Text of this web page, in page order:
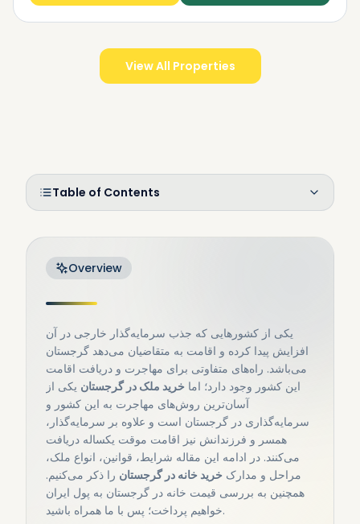
View All Properties
Table of Contents
Overview
یکی از کشورهایی که جذب سرمایه‌گذار خارجی در آن
افزایش پیدا کرده و اقامت به متقاضیان می‌دهد گرجستان
می‌باشد. راه‌های متفاوتی برای مهاجرت و دریافت اقامت
این کشور وجود دارد؛ اما خرید ملک در گرجستان یکی از
آسان‌ترین روش‌های مهاجرت به این کشور و
سرمایه‌گذاری در گرجستان است و علاوه بر سرمایه‌گذار،
همسر و فرزندانش نیز اقامت موقت یکساله دریافت
می‌کنند. در ادامه این مقاله شرایط، قوانین، انواع ملک،
مراحل و مدارک خرید خانه در گرجستان را ذکر می‌کنیم.
همچنین به بررسی قیمت خانه در گرجستان به پول ایران
خواهیم پرداخت؛ پس با ما همراه باشید.